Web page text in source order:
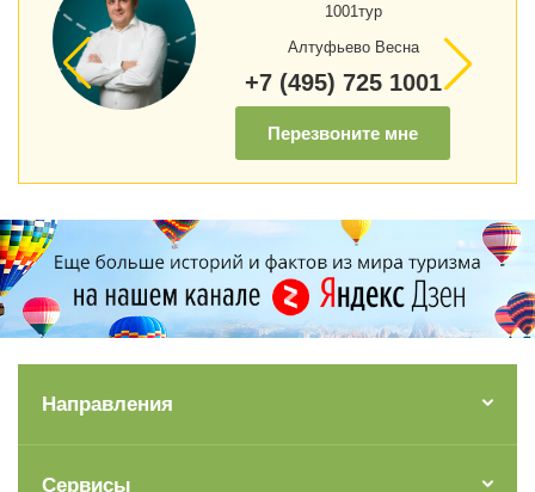
1001тур
Алтуфьево Весна
+7 (495) 725 1001
Перезвоните мне
Направления
Сервисы